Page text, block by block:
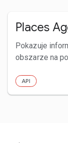
Places
Pokazuje
obszarze na
API